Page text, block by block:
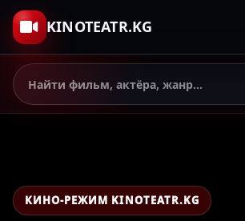
KINOTEATR.KG
КИНО-РЕЖИМ KINOTEATR.KG